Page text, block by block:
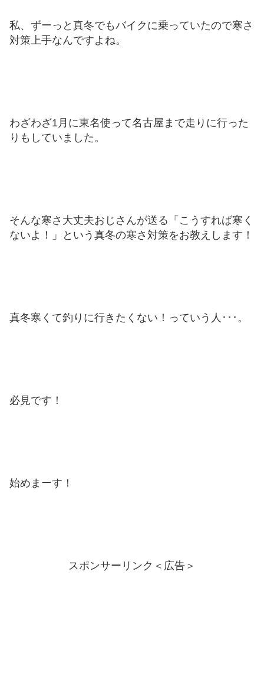
私、ずーっと真冬でもバイクに乗っていたので寒さ
対策上手なんですよね。
わざわざ1月に東名使って名古屋まで走りに行った
りもしていました。
そんな寒さ大丈夫おじさんが送る「こうすれば寒く
ないよ！」という真冬の寒さ対策をお教えします！
真冬寒くて釣りに行きたくない！っていう人･･･。
必見です！
始めまーす！
スポンサーリンク＜広告＞